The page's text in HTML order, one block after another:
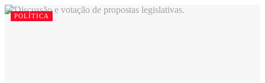
POLÍTICA